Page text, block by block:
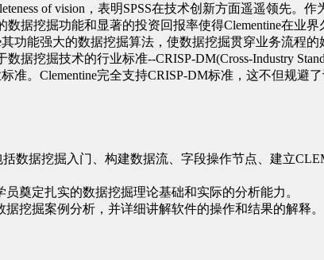
of vision ，表明SPSS在技术创新方面遥遥领先。作
数据挖掘功能和显著的投资回报率使得Clementine在业界
其功能强大的数据挖掘算法，使数据挖掘贯穿业务流程
数据挖掘技术的行业标准--CRISP-DM(Cross-Industry
准。 Clementine完全支持CRISP-DM标准，这不但规避
数据挖掘入门、构建数据流、字段操作节点、建立
奠定扎实的数据挖掘理论基础和实际的分析能力。
挖掘案例分析，并详细讲解软件的操作和结果的解释。